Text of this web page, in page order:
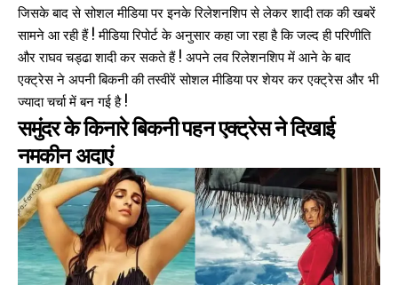
जिसके बाद से सोशल मीडिया पर इनके रिलेशनशिप से लेकर शादी तक की खबरें
सामने आ रही हैं ! मीडिया रिपोर्ट के अनुसार कहा जा रहा है कि जल्द ही परिणीति
और राघव चड्ढा शादी कर सकते हैं ! अपने लव रिलेशनशिप में आने के बाद
एक्ट्रेस ने अपनी बिकनी की तस्वीरें सोशल मीडिया पर शेयर कर एक्ट्रेस और भी
ज्यादा चर्चा में बन गई है !
समुंदर के किनारे बिकनी पहन एक्ट्रेस ने दिखाई
नमकीन अदाएं